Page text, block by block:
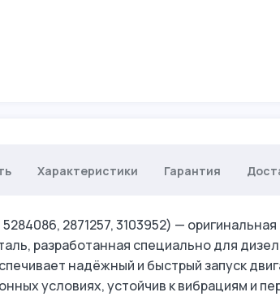
Характеристики Гарантия
2871257, 3103952) — оригинальная
разработанная специально для
надёжный и быстрый запуск
условиях, устойчив к вибрациям и